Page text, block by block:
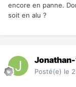
encore en panne.
soit en alu ?
Posté(e) le